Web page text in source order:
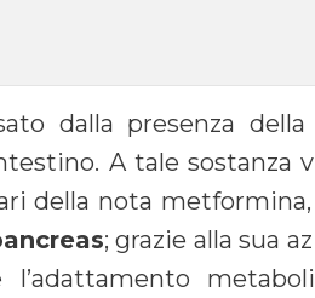
dalla presenza della
A tale sostanza
della nota
; grazie alla sua